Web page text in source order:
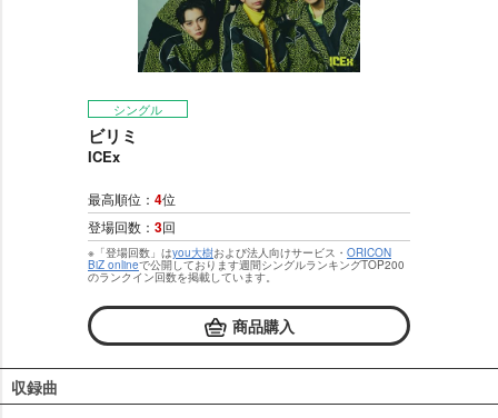
シングル
ビリミ
ICEx
最高順位： 4位
登場回数： 3回
※「登場回数」はyou大樹および法人向けサービス・ ORICON
BiZ onlineで公開しております週間シングルランキングTOP200
のランクイン回数を掲載しています。
商品購入
収録曲